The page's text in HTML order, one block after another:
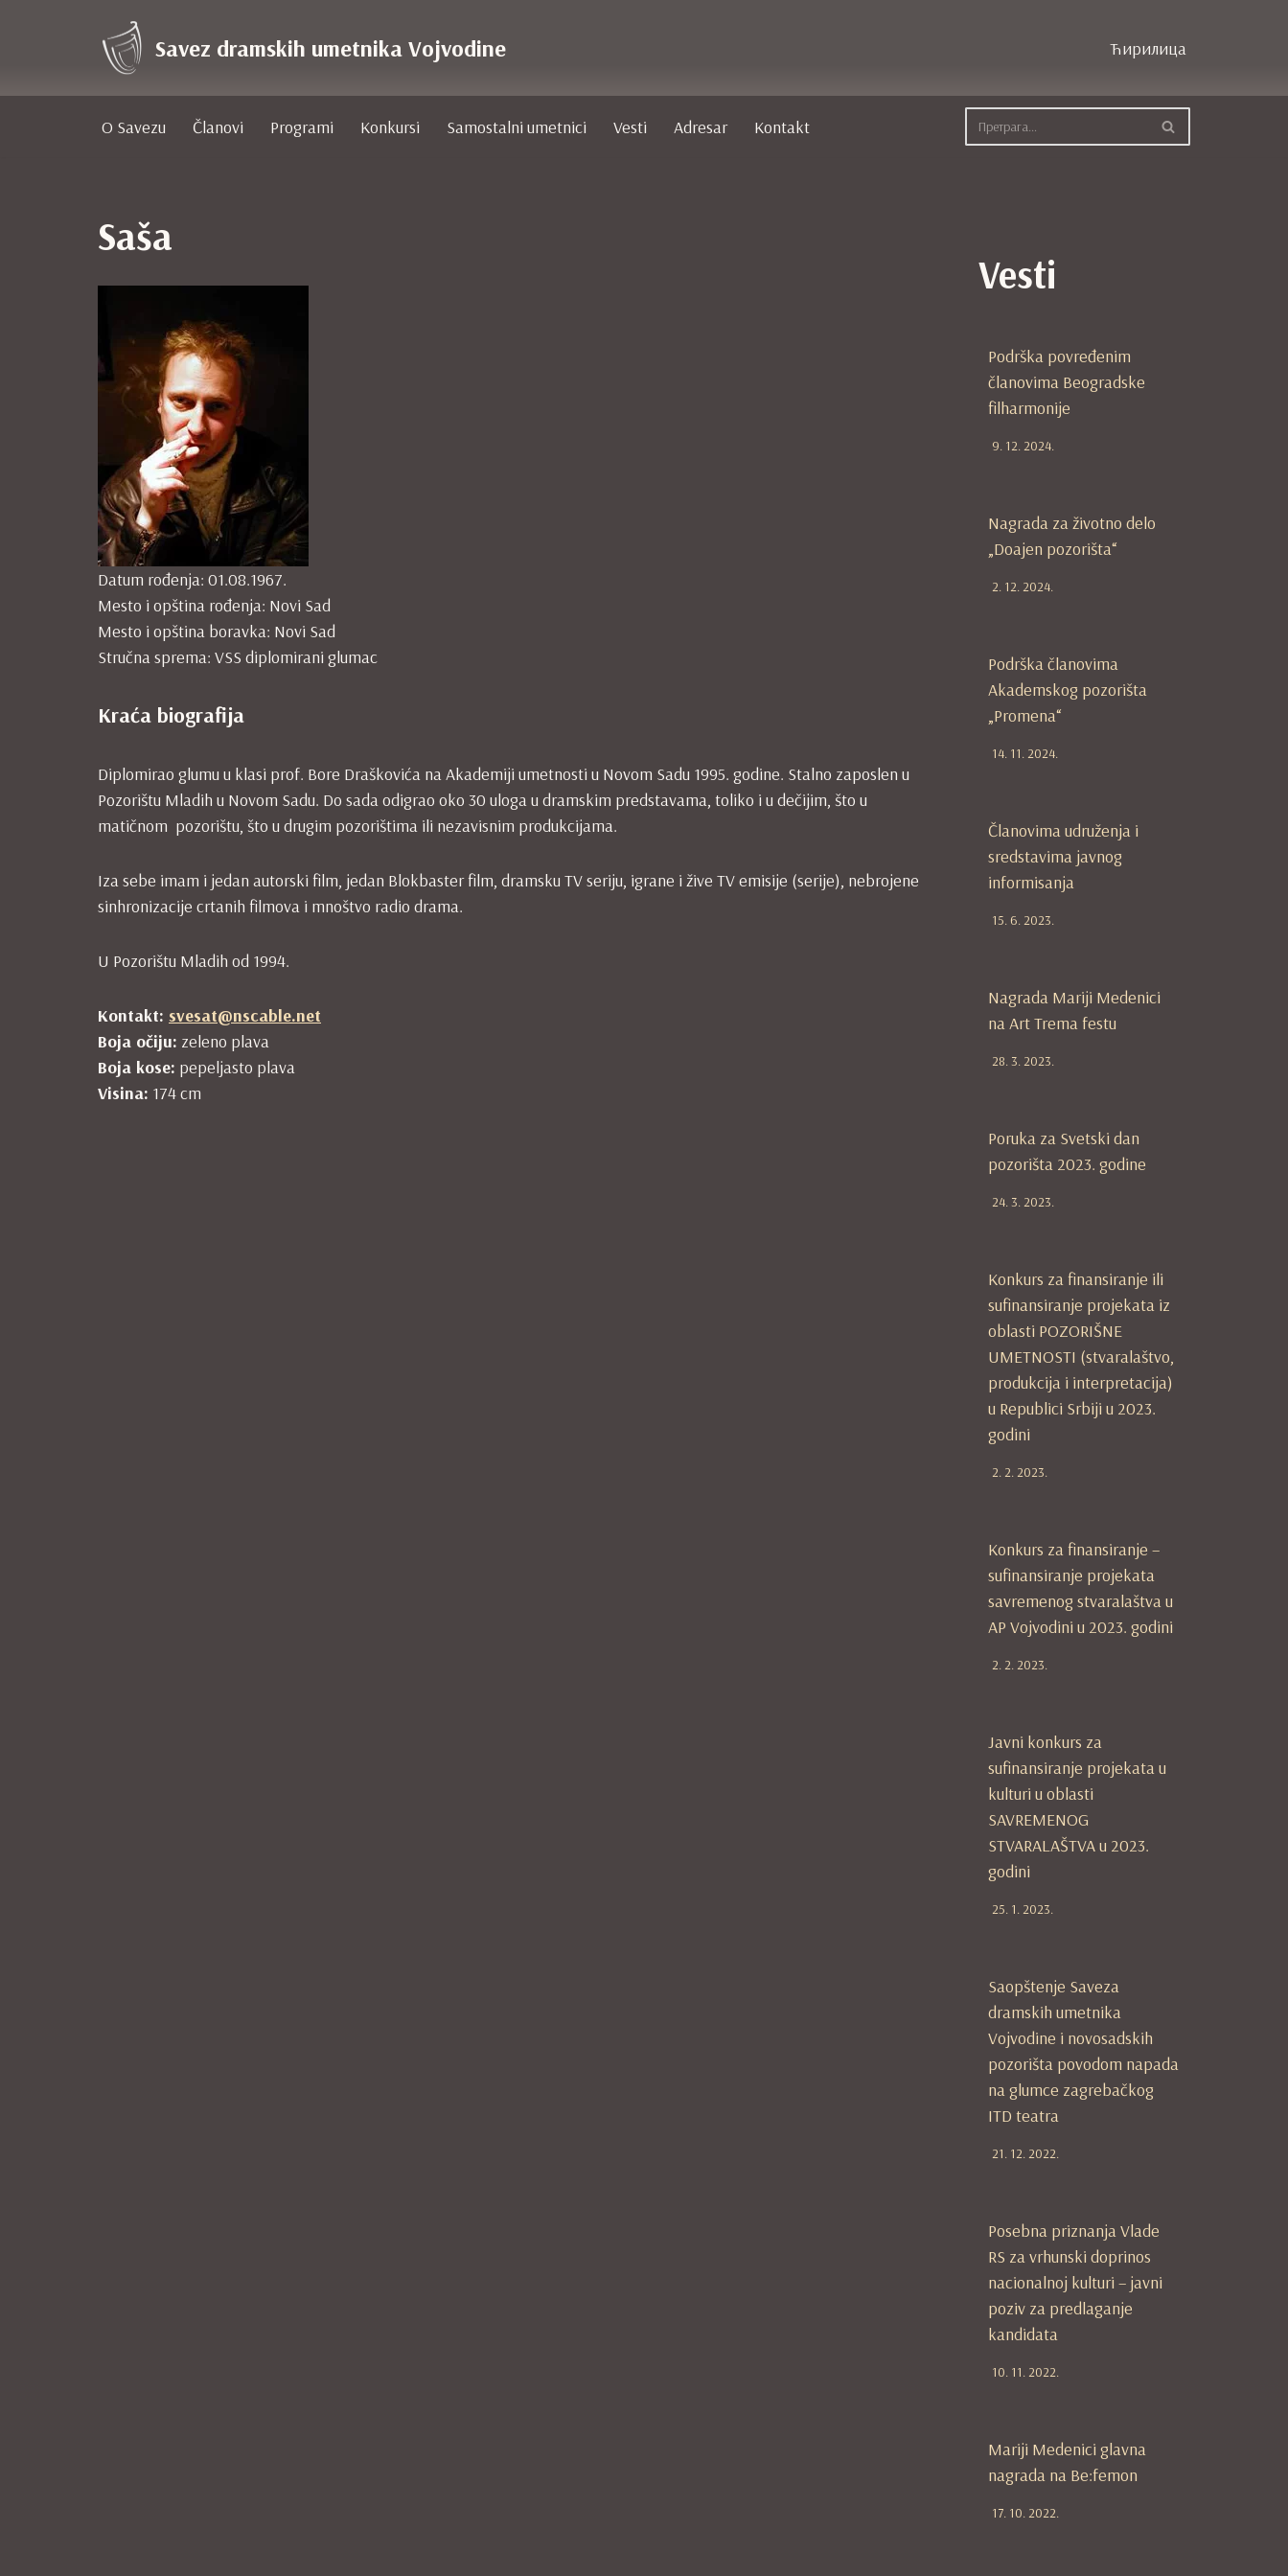
Savez dramskih umetnika Vojvodine Ћирилица
O Savezu Članovi Programi Konkursi Samostalni umetnici Vesti Adresar Kontakt
Saša
Datum rođenja: 01.08.1967.
Mesto i opština rođenja: Novi Sad
Mesto i opština boravka: Novi Sad
Stručna sprema: VSS diplomirani glumac
Kraća biografija
Diplomirao glumu u klasi prof. Bore Draškovića na Akademiji umetnosti u Novom Sadu 1995. godine. Stalno zaposlen u
Pozorištu Mladih u Novom Sadu. Do sada odigrao oko 30 uloga u dramskim predstavama, toliko i u dečijim, što u
matičnom pozorištu, što u drugim pozorištima ili nezavisnim produkcijama.
Iza sebe imam i jedan autorski film, jedan Blokbaster film, dramsku TV seriju, igrane i žive TV emisije (serije), nebrojene
sinhronizacije crtanih filmova i mnoštvo radio drama.
U Pozorištu Mladih od 1994.
Kontakt: svesat@nscable.net
Boja očiju: zeleno plava
Boja kose: pepeljasto plava
Visina: 174 cm
Vesti
Podrška povređenim
članovima Beogradske
filharmonije
9. 12. 2024.
Nagrada za životno delo
„Doajen pozorišta“
2. 12. 2024.
Podrška članovima
Akademskog pozorišta
„Promena“
14. 11. 2024.
Članovima udruženja i
sredstavima javnog
informisanja
15. 6. 2023.
Nagrada Mariji Medenici
na Art Trema festu
28. 3. 2023.
Poruka za Svetski dan
pozorišta 2023. godine
24. 3. 2023.
Konkurs za finansiranje ili
sufinansiranje projekata iz
oblasti POZORIŠNE
UMETNOSTI (stvaralaštvo,
produkcija i interpretacija)
u Republici Srbiji u 2023.
godini
2. 2. 2023.
Konkurs za finansiranje –
sufinansiranje projekata
savremenog stvaralaštva u
AP Vojvodini u 2023. godini
2. 2. 2023.
Javni konkurs za
sufinansiranje projekata u
kulturi u oblasti
SAVREMENOG
STVARALAŠTVA u 2023.
godini
25. 1. 2023.
Saopštenje Saveza
dramskih umetnika
Vojvodine i novosadskih
pozorišta povodom napada
na glumce zagrebačkog
ITD teatra
21. 12. 2022.
Posebna priznanja Vlade
RS za vrhunski doprinos
nacionalnoj kulturi – javni
poziv za predlaganje
kandidata
10. 11. 2022.
Mariji Medenici glavna
nagrada na Be:femon
17. 10. 2022.